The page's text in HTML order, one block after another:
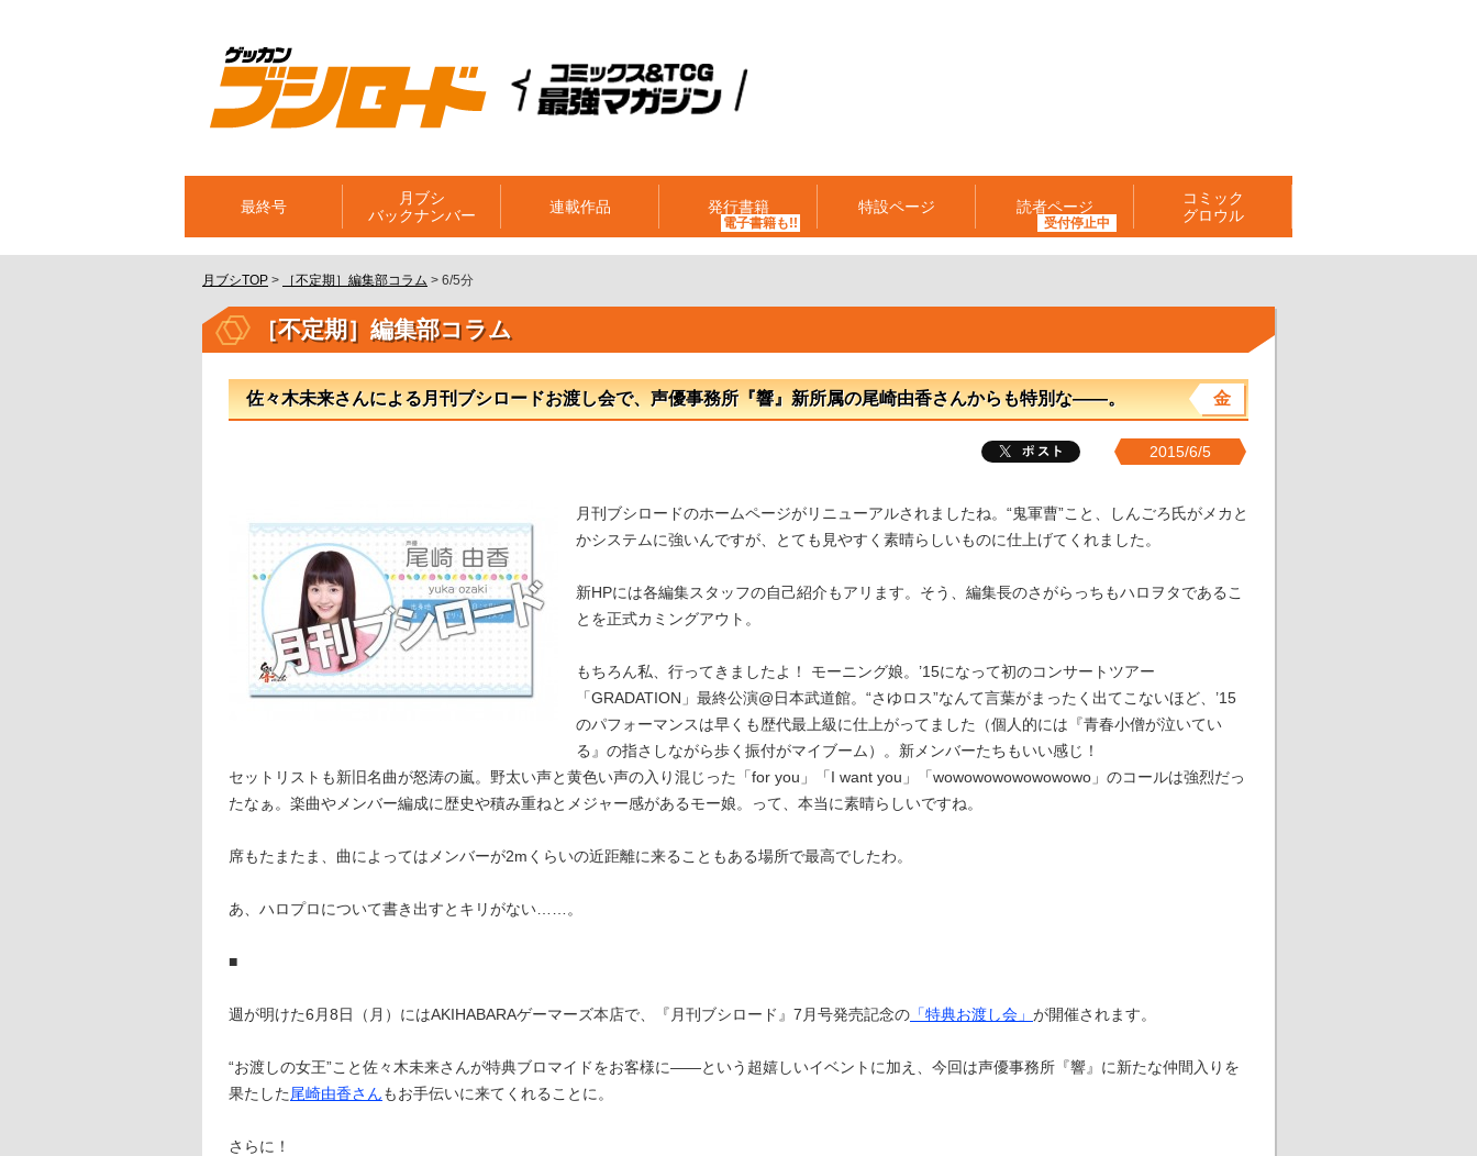
最終号
月ブシ
バックナンバー
連載作品 発行書籍 特設ページ 読者ページ
コミック
グロウル
月ブシTOP > ［不定期］編集部コラム > 6/5分
［不定期］編集部コラム
佐々木未来さんによる月刊ブシロードお渡し会で、声優事務所『響』新所属の尾崎由香さんからも特別な――。 金
2015/6/5
月刊ブシロードのホームページがリニューアルされましたね。“鬼軍曹”こと、しんごろ氏がメカと
かシステムに強いんですが、とても見やすく素晴らしいものに仕上げてくれました。
新HPには各編集スタッフの自己紹介もアリます。そう、編集長のさがらっちもハロヲタであるこ
とを正式カミングアウト。
もちろん私、行ってきましたよ！ モーニング娘。’15になって初のコンサートツアー
「GRADATION」最終公演@日本武道館。“さゆロス”なんて言葉がまったく出てこないほど、’15
のパフォーマンスは早くも歴代最上級に仕上がってました（個人的には『青春小僧が泣いてい
る』の指さしながら歩く振付がマイブーム）。新メンバーたちもいい感じ！
セットリストも新旧名曲が怒涛の嵐。野太い声と黄色い声の入り混じった「for you」「I want you」「wowowowowowowowo」のコールは強烈だっ
たなぁ。楽曲やメンバー編成に歴史や積み重ねとメジャー感があるモー娘。って、本当に素晴らしいですね。
席もたまたま、曲によってはメンバーが2mくらいの近距離に来ることもある場所で最高でしたわ。
あ、ハロプロについて書き出すとキリがない……。
■
週が明けた6月8日（月）にはAKIHABARAゲーマーズ本店で、『月刊ブシロード』7月号発売記念の 「特典お渡し会」 が開催されます。
“お渡しの女王”こと佐々木未来さんが特典ブロマイドをお客様に――という超嬉しいイベントに加え、今回は声優事務所『響』に新たな仲間入りを
果たした尾崎由香さんもお手伝いに来てくれることに。
さらに！